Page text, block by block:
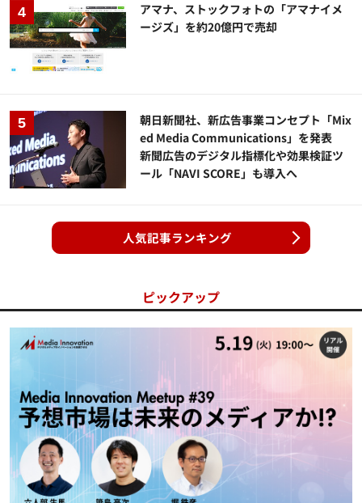
アマナ、ストックフォトの「アマナイメ
ージズ」を約20億円で売却
朝日新聞社、新広告事業コンセプト「Mix
ed Media Communications」を発表
新聞広告のデジタル指標化や効果検証ツ
ール「NAVI SCORE」も導入へ
人気記事ランキング
ピックアップ